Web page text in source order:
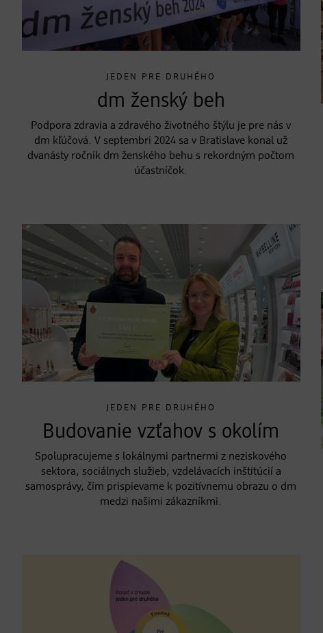
JEDEN PRE DRUHÉHO
dm ženský beh
Podpora zdravia a zdravého životného štýlu je pre nás v
dm kľúčová. V septembri 2024 sa v Bratislave konal už
dvanásty ročník dm ženského behu s rekordným počtom
účastníčok.
JEDEN PRE DRUHÉHO
Budovanie vzťahov s okolím
Spolupracujeme s lokálnymi partnermi z neziskového
sektora, sociálnych služieb, vzdelávacích inštitúcií a
samosprávy, čím prispievame k pozitívnemu obrazu o dm
medzi našimi zákazníkmi.